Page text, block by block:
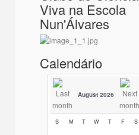
Viva na Escola
Nun'Álvares
Calendário
August 2026
S M T W T F S